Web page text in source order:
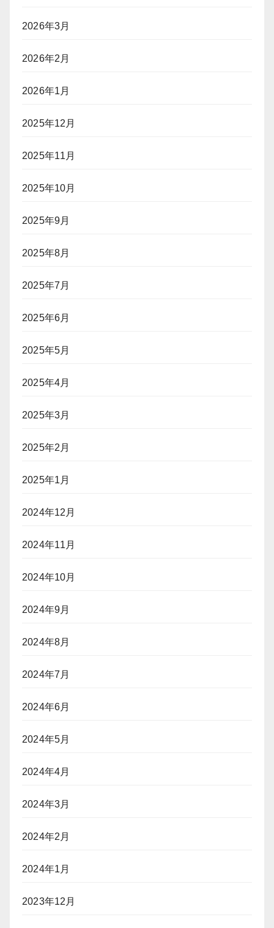
2026年3月
2026年2月
2026年1月
2025年12月
2025年11月
2025年10月
2025年9月
2025年8月
2025年7月
2025年6月
2025年5月
2025年4月
2025年3月
2025年2月
2025年1月
2024年12月
2024年11月
2024年10月
2024年9月
2024年8月
2024年7月
2024年6月
2024年5月
2024年4月
2024年3月
2024年2月
2024年1月
2023年12月